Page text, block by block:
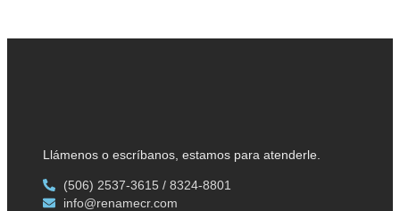
Llámenos o escríbanos, estamos para atenderle.
(506) 2537-3615 / 8324-8801
info@renamecr.com